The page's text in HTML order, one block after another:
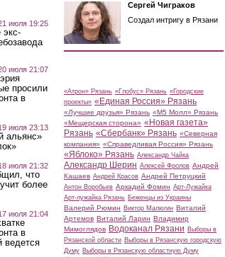
июля 19:25
экс-
июля 21:07
просили
в
июля 23:13
альянс»
июля 21:32
что
более
июля 21:04
в
ведется
Сергей Чиграков
Создал интригу в Рязани
«Атрон» Рязань «Глобус» Рязань «Городские
проекты» «Единая Россия» Рязань
«Лучшие друзья» Рязань «М5 Молл» Рязань
«Мещерская сторона» «Новая газета»
Рязань «Сбербанк» Рязань «Северная
компания» «Справедливая Россия» Рязань
«Яблоко» Рязань Александр Чайка
Александр Шерин Алексей Фролов Андрей
Кашаев Андрей Красов Андрей Петруцкий
Антон Воробьев Аркадий Фомин Арт-Лужайка
Арт-лужайка Рязань Беженцы из Украины
Валерий Рюмин Виктор Малюгин Виталий
Артемов Виталий Ларин Владимир
Мимоглядов Водоканал Рязани Выборы в
Рязанской области Выборы в Рязанскую городскую
Думу Выборы в Рязанскую областную Думу